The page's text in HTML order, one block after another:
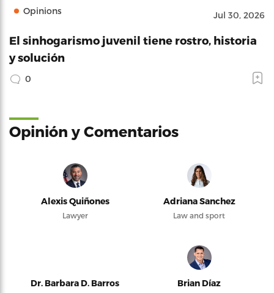
Opinions Jul 30, 2026
El sinhogarismo juvenil tiene rostro, historia
y solución
0
Opinión y Comentarios
Alexis Quiñones
Lawyer
Adriana Sanchez
Law and sport
Dr. Barbara D. Barros Brian Díaz